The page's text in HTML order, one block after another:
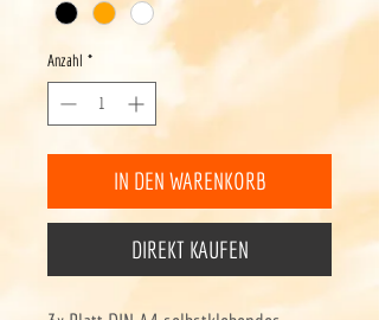
Anzahl *
IN DEN WARENKORB
DIREKT KAUFEN